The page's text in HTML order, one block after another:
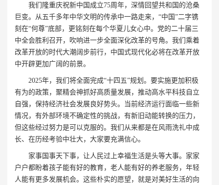
我们隆重庆祝新中国成立75周年，深情回望共和国的沧桑
巨变。从五千多年中华文明的传承中一路走来，“中国”二字镌
刻在“何尊”底部，更铭刻在每个华夏儿女心中。党的二十届三
中全会胜利召开，吹响进一步全面深化改革的号角。我们乘着
改革开放的时代大潮阔步前行，中国式现代化必将在改革开放
中开辟更加广阔的前景。
2025年，我们将全面完成“十四五”规划。要实施更加积极
有为的政策，聚精会神抓好高质量发展，推动高水平科技自立
自强，保持经济社会发展良好势头。当前经济运行面临一些新
情况，有外部环境不确定性的挑战，有新旧动能转换的压力，
但这些经过努力是可以克服的。我们从来都是在风雨洗礼中成
长、在历经考验中壮大，大家要充满信心。
家事国事天下事，让人民过上幸福生活是头等大事。家家
户户都盼着孩子能有好的教育，老人能有好的养老服务，年轻
人能有更多发展机会。这些朴实的愿望，就是对美好生活的向